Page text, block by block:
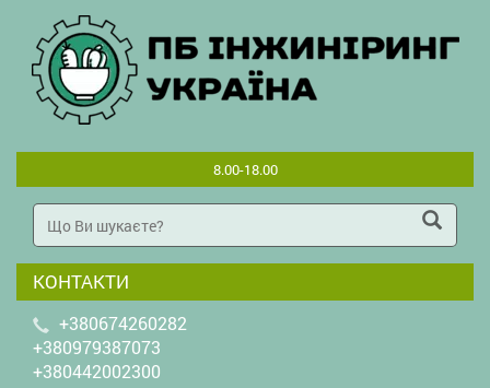
8.00-18.00
КОНТАКТИ
+380674260282
+380979387073
+380442002300